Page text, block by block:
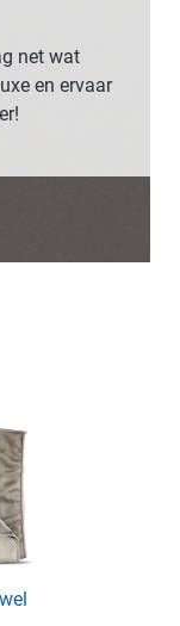
net wat
en ervaar